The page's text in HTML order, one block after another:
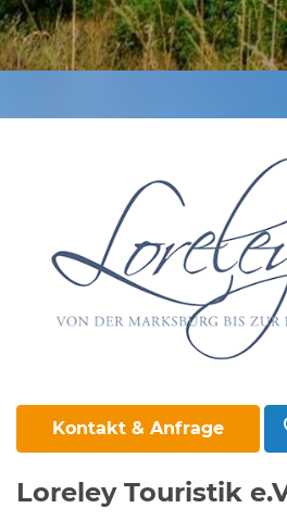
Kontakt & Anfrage
Loreley Touristik